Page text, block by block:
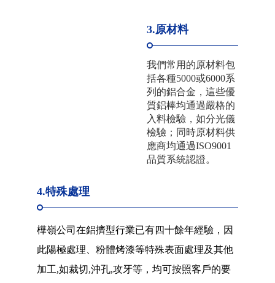
3.原材料
我們常用的原材料包
括各種5000或6000系
列的鋁合金，這些優
質鋁棒均通過嚴格的
入料檢驗，如分光儀
檢驗；同時原材料供
應商均通過ISO9001
品質系統認證。
4.特殊處理
樺嶺公司在鋁擠型行業已有四十餘年經驗，因
此陽極處理、粉體烤漆等特殊表面處理及其他
加工,如裁切,沖孔,攻牙等，均可按照客戶的要